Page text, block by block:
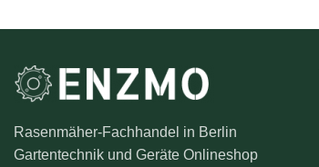
Rasenmäher-Fachhandel in Berlin
Gartentechnik und Geräte Onlineshop